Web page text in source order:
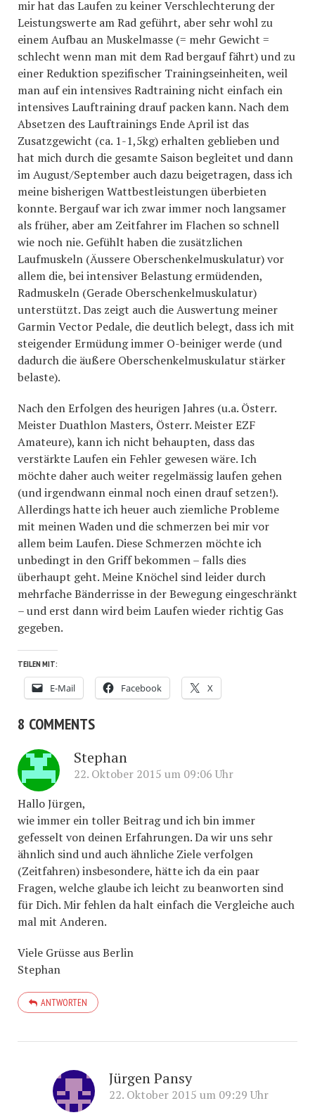
mir hat das Laufen zu keiner Verschlechterung der
Leistungswerte am Rad geführt, aber sehr wohl zu
einem Aufbau an Muskelmasse (= mehr Gewicht =
schlecht wenn man mit dem Rad bergauf fährt) und zu
einer Reduktion spezifischer Trainingseinheiten, weil
man auf ein intensives Radtraining nicht einfach ein
intensives Lauftraining drauf packen kann. Nach dem
Absetzen des Lauftrainings Ende April ist das
Zusatzgewicht (ca. 1-1,5kg) erhalten geblieben und
hat mich durch die gesamte Saison begleitet und dann
im August/September auch dazu beigetragen, dass ich
meine bisherigen Wattbestleistungen überbieten
konnte. Bergauf war ich zwar immer noch langsamer
als früher, aber am Zeitfahrer im Flachen so schnell
wie noch nie. Gefühlt haben die zusätzlichen
Laufmuskeln (Äussere Oberschenkelmuskulatur) vor
allem die, bei intensiver Belastung ermüdenden,
Radmuskeln (Gerade Oberschenkelmuskulatur)
unterstützt. Das zeigt auch die Auswertung meiner
Garmin Vector Pedale, die deutlich belegt, dass ich mit
steigender Ermüdung immer O-beiniger werde (und
dadurch die äußere Oberschenkelmuskulatur stärker
belaste).
Nach den Erfolgen des heurigen Jahres (u.a. Österr.
Meister Duathlon Masters, Österr. Meister EZF
Amateure), kann ich nicht behaupten, dass das
verstärkte Laufen ein Fehler gewesen wäre. Ich
möchte daher auch weiter regelmässig laufen gehen
(und irgendwann einmal noch einen drauf setzen!).
Allerdings hatte ich heuer auch ziemliche Probleme
mit meinen Waden und die schmerzen bei mir vor
allem beim Laufen. Diese Schmerzen möchte ich
unbedingt in den Griff bekommen – falls dies
überhaupt geht. Meine Knöchel sind leider durch
mehrfache Bänderrisse in der Bewegung eingeschränkt
– und erst dann wird beim Laufen wieder richtig Gas
gegeben.
TEILEN MIT:
E-Mail Facebook X
8 COMMENTS
Stephan
22. Oktober 2015 um 09:06 Uhr
Hallo Jürgen,
wie immer ein toller Beitrag und ich bin immer
gefesselt von deinen Erfahrungen. Da wir uns sehr
ähnlich sind und auch ähnliche Ziele verfolgen
(Zeitfahren) insbesondere, hätte ich da ein paar
Fragen, welche glaube ich leicht zu beanworten sind
für Dich. Mir fehlen da halt einfach die Vergleiche auch
mal mit Anderen.
Viele Grüsse aus Berlin
Stephan
ANTWORTEN
Jürgen Pansy
22. Oktober 2015 um 09:29 Uhr